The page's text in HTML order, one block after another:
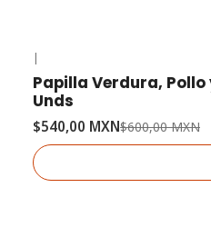
Agotado
|
Papilla Verdura,
Unds
$540,00 MXN$600,00 MXN